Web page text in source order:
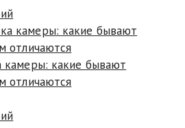
камеры: какие бывают
отличаются